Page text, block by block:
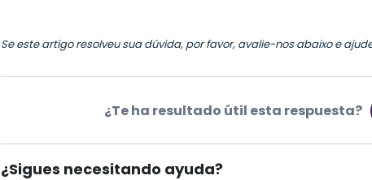
Se este artigo resolveu sua dúvida, por favor, avalie-nos abaixo e
¿Te ha resultado útil esta respuesta?
¿Sigues necesitando ayuda?